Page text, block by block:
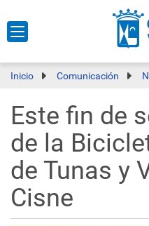
Inicio Comunicación
Este fin de
de la
de Tunas y
Cisne